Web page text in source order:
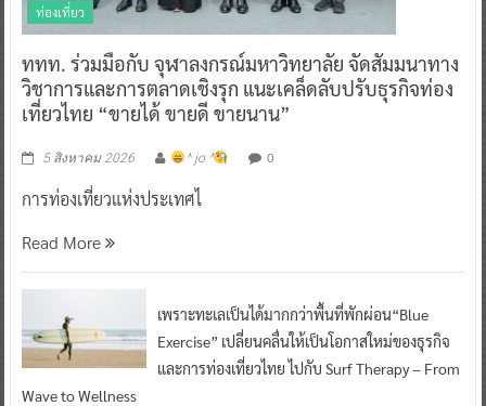
ท่องเที่ยว
ททท. ร่วมมือกับ จุฬาลงกรณ์มหาวิทยาลัย จัดสัมมนาทาง
วิชาการและการตลาดเชิงรุก แนะเคล็ดลับปรับธุรกิจท่อง
เที่ยวไทย “ขายได้ ขายดี ขายนาน”
5 สิงหาคม 2026 ^ jo ^ 0
การท่องเที่ยวแห่งประเทศไ
Read More
เพราะทะเลเป็นได้มากกว่าพื้นที่พักผ่อน“Blue
Exercise” เปลี่ยนคลื่นให้เป็นโอกาสใหม่ของธุรกิจ
และการท่องเที่ยวไทย ไปกับ Surf Therapy – From
Wave to Wellness